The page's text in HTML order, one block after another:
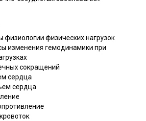
физиологии физических нагрузок
изменения гемодинамики при
сокращений
сердца
сердца